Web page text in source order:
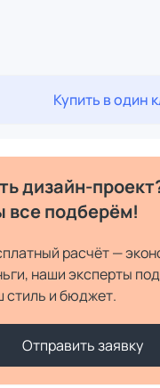
Купить в один
дизайн-
все подберём!
расчёт —
наши эксперты
стиль и бюджет.
Отправить заявку